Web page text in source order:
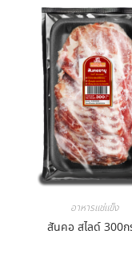
อาหารแช่แข็ง
สันคอ สไลด์ 300ก